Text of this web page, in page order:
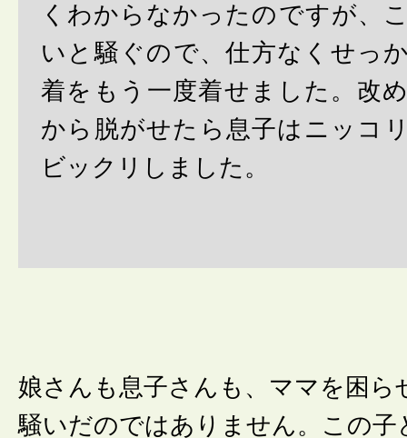
くわからなかったのですが、
いと騒ぐので、仕方なくせっ
着をもう一度着せました。改
から脱がせたら息子はニッコ
ビックリしました。
娘さんも息子さんも、ママを困ら
騒いだのではありません。この子